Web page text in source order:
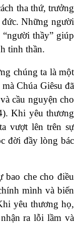
tha thứ, trưởng
Những người
thầy” giúp
tinh thần.
chúng ta là một
Chúa Giêsu đã
cầu nguyện cho
Khi yêu thương
vượt lên trên sự
đời đầy lòng bác
che cho điều
mình và biến
yêu thương họ,
ra lỗi lầm và